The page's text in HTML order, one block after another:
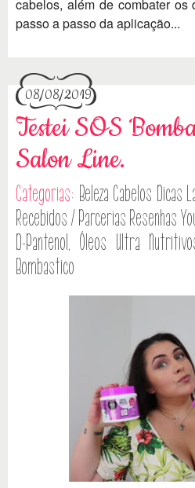
cabelos, além de combater os
passo a passo da aplicação...
08/08/2019
Testei SOS
Salon Line.
Categorias: Beleza Cabelos Dicas
Recebidos / Parcerias Resenhas
D-Pantenol, Óleos Ultra
Bombastico